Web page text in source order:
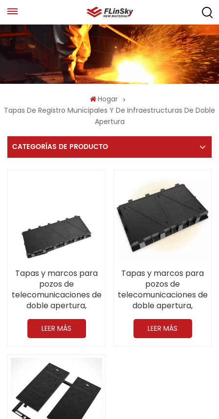
Hogar
Tapas De Registro Municipales Y De Infraestructuras De Doble
Apertura
CATEGORÍAS DE PRODUCTO
Tapas y marcos para
pozos de
telecomunicaciones de
doble apertura,
resistentes, de 1835 x
700 mm, D400, de
hierro dúctil.
LEER MÁS
Tapas y marcos para
pozos de
telecomunicaciones de
doble apertura,
resistentes y de alta
resistencia, fabricados
en hierro dúctil, CO
LEER MÁS